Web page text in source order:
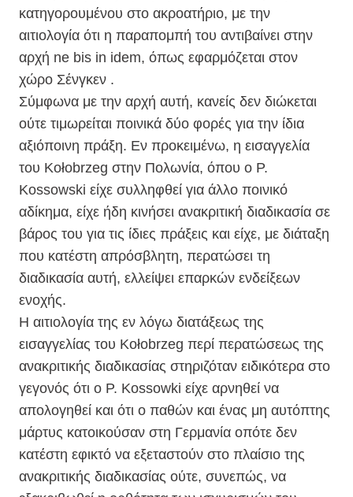
κατηγορουμένου στο ακροατήριο, με την
αιτιολογία ότι η παραπομπή του αντιβαίνει στην
αρχή ne bis in idem, όπως εφαρμόζεται στον
χώρο Σένγκεν .
Σύμφωνα με την αρχή αυτή, κανείς δεν διώκεται
ούτε τιμωρείται ποινικά δύο φορές για την ίδια
αξιόποινη πράξη. Εν προκειμένω, η εισαγγελία
του Kołobrzeg στην Πολωνία, όπου ο P.
Kossowski είχε συλληφθεί για άλλο ποινικό
αδίκημα, είχε ήδη κινήσει ανακριτική διαδικασία σε
βάρος του για τις ίδιες πράξεις και είχε, με διάταξη
που κατέστη απρόσβλητη, περατώσει τη
διαδικασία αυτή, ελλείψει επαρκών ενδείξεων
ενοχής.
Η αιτιολογία της εν λόγω διατάξεως της
εισαγγελίας του Kołobrzeg περί περατώσεως της
ανακριτικής διαδικασίας στηριζόταν ειδικότερα στο
γεγονός ότι ο P. Kossowki είχε αρνηθεί να
απολογηθεί και ότι ο παθών και ένας μη αυτόπτης
μάρτυς κατοικούσαν στη Γερμανία οπότε δεν
κατέστη εφικτό να εξεταστούν στο πλαίσιο της
ανακριτικής διαδικασίας ούτε, συνεπώς, να